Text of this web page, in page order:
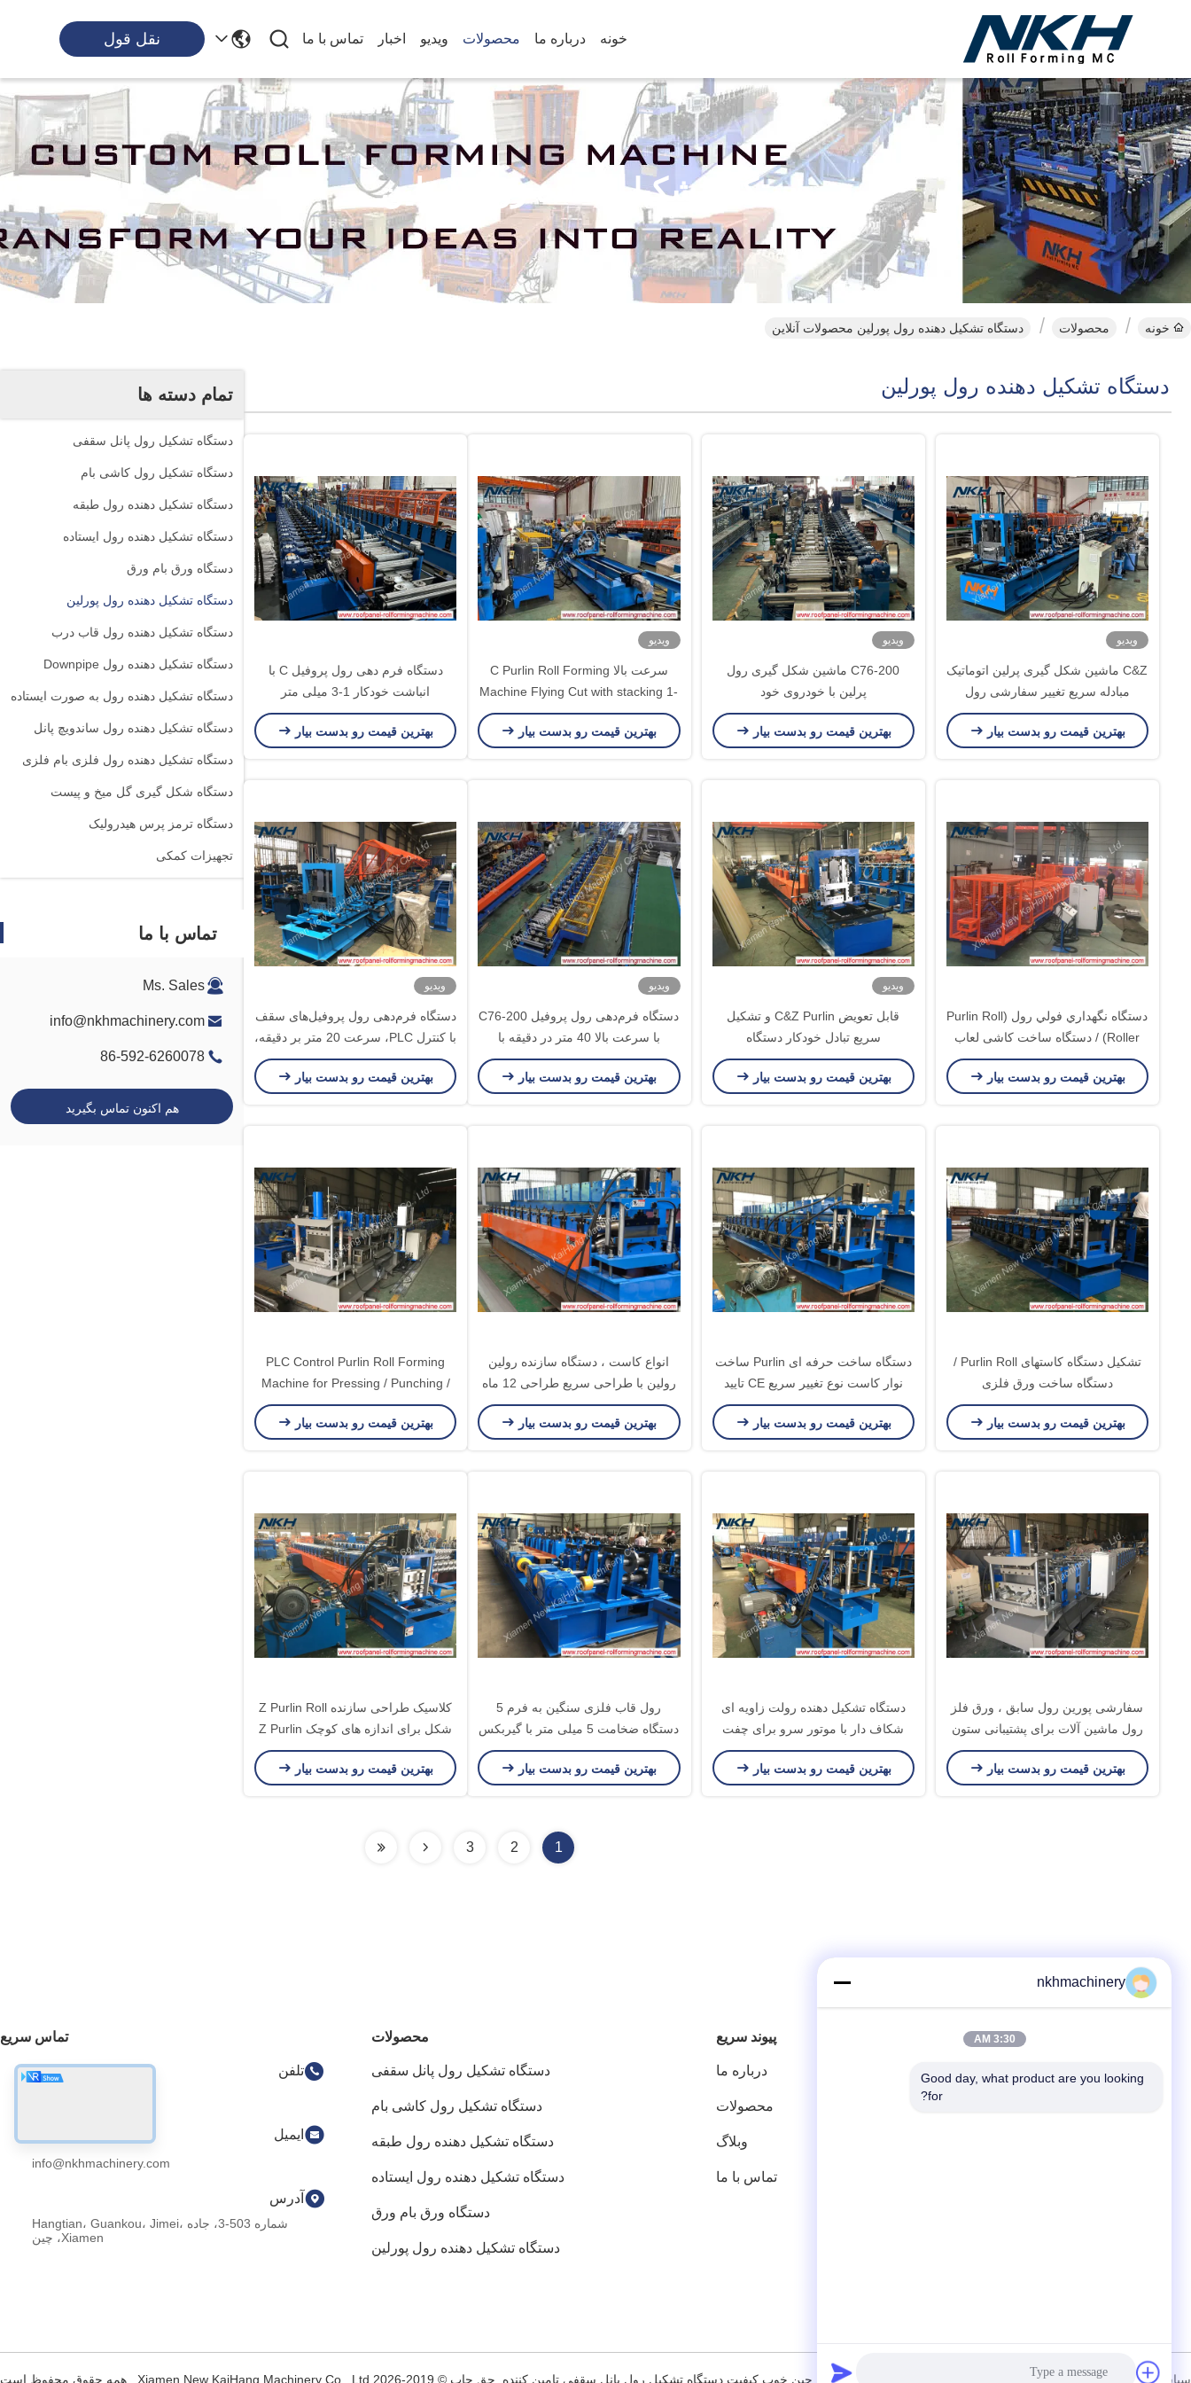
خونه درباره ما محصولات ویدیو اخبار تماس با ما نقل قول
دستگاه تشکیل دهنده رول پورلین
خونه محصولات دستگاه تشکیل دهنده رول پورلین محصولات آنلاین
تمام دسته ها
دستگاه تشکیل رول پانل سقفی
دستگاه تشکیل رول کاشی بام
دستگاه تشکیل دهنده رول طبقه
دستگاه تشکیل دهنده رول ایستاده
دستگاه ورق بام ورق
دستگاه تشکیل دهنده رول پورلین
دستگاه تشکیل دهنده رول قاب درب
دستگاه تشکیل دهنده رول Downpipe
دستگاه تشکیل دهنده رول به صورت ایستاده
دستگاه تشکیل دهنده رول ساندویچ پانل
دستگاه تشکیل دهنده رول فلزی بام فلزی
دستگاه شکل گیری گل میخ و پیست
دستگاه ترمز پرس هیدرولیک
تجهیزات کمکی
تماس با ما
Ms. Sales
info@nkhmachinery.com
86-592-6260078
هم اکنون تماس بگیرید
دستگاه تشکیل دهنده رول پورلین
ویدیو
C&Z ماشین شکل گیری پرلین اتوماتیک
مبادله سریع تغییر سفارشی رول
ماشین شکل گیری
بهترین قیمت رو بدست بیار
ویدیو
C76-200 ماشین شکل گیری رول
پرلین با خودروی خود
بهترین قیمت رو بدست بیار
ویدیو
سرعت بالا C Purlin Roll Forming
Machine Flying Cut with stacking 1-
3mm Palletzers با هماهنگی کار می
کنند - تیم شوید، به راحتی کار کنید!
بهترین قیمت رو بدست بیار
دستگاه فرم دهی رول پروفیل C با
انباشت خودکار 1-3 میلی متر
بهترین قیمت رو بدست بیار
دستگاه نگهداري فولي رول (Purlin Roll
Roller) / دستگاه ساخت کاشی لعاب
دار CE مجوز
بهترین قیمت رو بدست بیار
ویدیو
قابل تعویض C&Z Purlin و تشکیل
سریع تبادل خودکار دستگاه
بهترین قیمت رو بدست بیار
ویدیو
دستگاه فرم‌دهی رول پروفیل C76-200
با سرعت بالا 40 متر در دقیقه با
انباشتگرهای دوتایی
بهترین قیمت رو بدست بیار
ویدیو
دستگاه فرم‌دهی رول پروفیل‌های سقف
با کنترل PLC، سرعت 20 متر بر دقیقه،
تعویض خودکار
بهترین قیمت رو بدست بیار
تشکیل دستگاه کاستهای Purlin Roll /
دستگاه ساخت ورق فلزی
بهترین قیمت رو بدست بیار
دستگاه ساخت حرفه ای Purlin ساخت
نوار کاست نوع تغییر سریع CE تایید
شده است
بهترین قیمت رو بدست بیار
انواع کاست ، دستگاه سازنده رولین
رولین با طراحی سریع طراحی 12 ماه
ضمانت
بهترین قیمت رو بدست بیار
PLC Control Purlin Roll Forming
Machine for Pressing / Punching /
Notching
بهترین قیمت رو بدست بیار
سفارشی پورین رول سابق ، ورق فلز
رول ماشین آلات برای پشتیبانی ستون
بهترین قیمت رو بدست بیار
دستگاه تشکیل دهنده رولت زاویه ای
شکاف دار با موتور سرو برای چفت
بستن کلیپ Z purlin
بهترین قیمت رو بدست بیار
رول قاب فلزی سنگین به فرم 5
دستگاه ضخامت 5 میلی متر با گیربکس
بهترین قیمت رو بدست بیار
کلاسیک طراحی سازنده Z Purlin Roll
شکل برای اندازه های کوچک Z Purlin
بهترین قیمت رو بدست بیار
1
2
3
شبکه های اجتماعی
پيوند سريع
درباره ما
محصولات
وبلاگ
تماس با ما
محصولات
دستگاه تشکیل رول پانل سقفی
دستگاه تشکیل رول کاشی بام
دستگاه تشکیل دهنده رول طبقه
دستگاه تشکیل دهنده رول ایستاده
دستگاه ورق بام ورق
دستگاه تشکیل دهنده رول پورلین
تماس سریع
تلفن
ایمیل
info@nkhmachinery.com
آدرس
شماره 503-3، جاده Hangtian، Guankou، Jimei،
Xiamen، چین
سیاست حفظ حریم خصوصی| چین خوب کیفیت دستگاه تشکیل رول پانل سقفی تامین کننده. حق چاپ © 2019-2026 Xiamen New KaiHang Machinery Co., Ltd . همه حقوق محفوظ است
nkhmachinery
3:30 AM
Good day, what product are you looking
for?